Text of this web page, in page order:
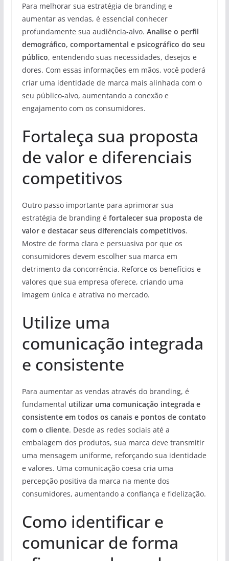
Para melhorar sua estratégia de branding e
aumentar as vendas, é essencial conhecer
profundamente sua audiência-alvo. Analise o perfil
demográfico, comportamental e psicográfico do seu
público, entendendo suas necessidades, desejos e
dores. Com essas informações em mãos, você poderá
criar uma identidade de marca mais alinhada com o
seu público-alvo, aumentando a conexão e
engajamento com os consumidores.
Fortaleça sua proposta
de valor e diferenciais
competitivos
Outro passo importante para aprimorar sua
estratégia de branding é fortalecer sua proposta de
valor e destacar seus diferenciais competitivos.
Mostre de forma clara e persuasiva por que os
consumidores devem escolher sua marca em
detrimento da concorrência. Reforce os benefícios e
valores que sua empresa oferece, criando uma
imagem única e atrativa no mercado.
Utilize uma
comunicação integrada
e consistente
Para aumentar as vendas através do branding, é
fundamental utilizar uma comunicação integrada e
consistente em todos os canais e pontos de contato
com o cliente. Desde as redes sociais até a
embalagem dos produtos, sua marca deve transmitir
uma mensagem uniforme, reforçando sua identidade
e valores. Uma comunicação coesa cria uma
percepção positiva da marca na mente dos
consumidores, aumentando a confiança e fidelização.
Como identificar e
comunicar de forma